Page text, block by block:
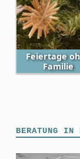
Feiertage
Familie
BERATUNG IN